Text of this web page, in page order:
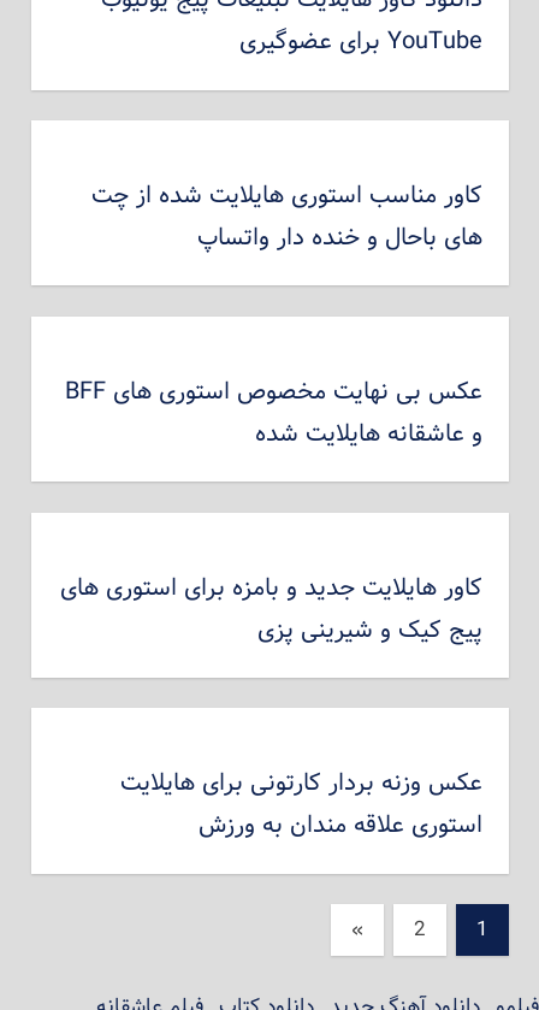
YouTube برای عضوگیری
کاور مناسب استوری هایلایت شده از چت
های باحال و خنده دار واتساپ
عکس بی نهایت مخصوص استوری های BFF
و عاشقانه هایلایت شده
کاور هایلایت جدید و بامزه برای استوری های
پیج کیک و شیرینی پزی
عکس وزنه بردار کارتونی برای هایلایت
استوری علاقه مندان به ورزش
راهبری
نوشته‌ها
1
2
نوشته‌های
بعدی
»